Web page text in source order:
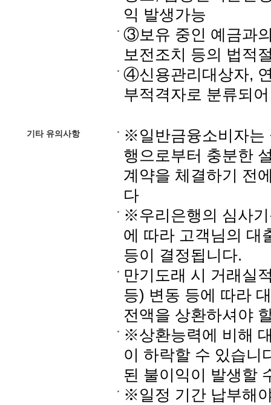
익 발생가능
③보유 중인 예금과
보전조치 등의 법적
④신용관리대상자,
부적격자로 분류되
기타 유의사항
※일반금융소비자는
행으로부터 충분한
계약을 체결하기 전
다
※우리은행의 심사
에 따라 고객님의 대
등이 결정됩니다.
만기도래 시 거래실
등) 변동 등에 따라
전액을 상환하셔야
※상환능력에 비해
이 하락할 수 있습니
된 불이익이 발생할
※일정 기간 납부해